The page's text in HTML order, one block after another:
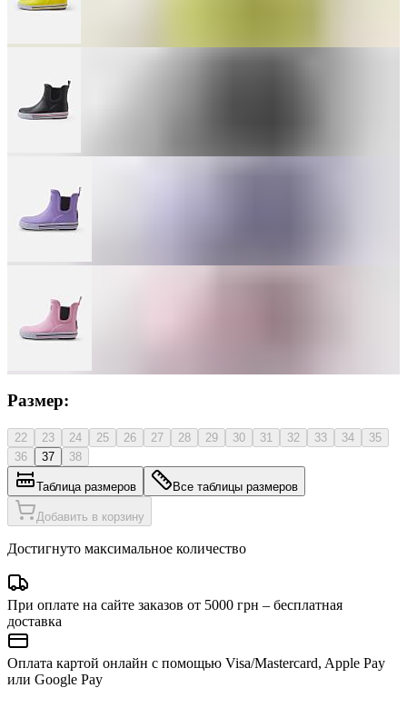
Размер:
22 23 24 25 26 27 28 29 30 31 32 33 34
35
36
37 38
Таблица размеров Все таблицы размеров
Добавить в корзину
Достигнуто максимальное количество
При оплате на сайте заказов от 5000 грн – бесплатная
доставка
Оплата картой онлайн с помощью Visa/Mastercard, Apple Pay
или Google Pay